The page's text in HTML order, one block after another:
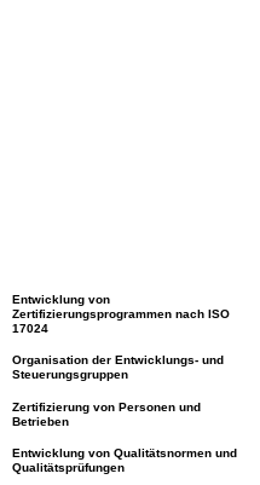
Entwicklung von
Zertifizierungsprogrammen nach ISO
17024
Organisation der Entwicklungs- und
Steuerungsgruppen
Zertifizierung von Personen und
Betrieben
Entwicklung von Qualitätsnormen und
Qualitätsprüfungen